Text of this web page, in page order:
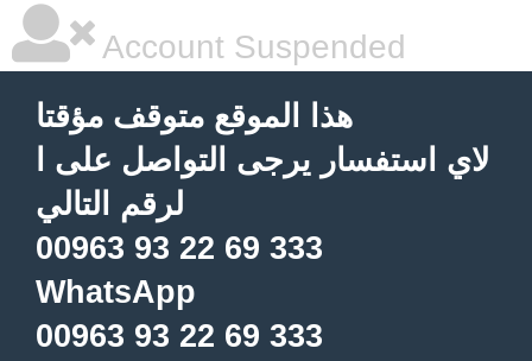
Account Suspended
هذا الموقع متوقف مؤقتا
لاي استفسار يرجى التواصل على ا
لرقم التالي
00963 93 22 69 333
WhatsApp
00963 93 22 69 333